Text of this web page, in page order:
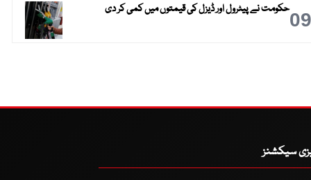
09حکومت نے پیٹرول اور ڈیزل کی قیمتوں میں کمی کر دی
سیکشنز